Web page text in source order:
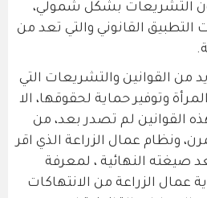
التشريعات بشكل شمولي،
التطبيق القانوني والتي تعد من
من القوانين والتشريعات التي
وتوفير حماية لحقوقها، الا
القوانين لم تصدر بعد، من
ونظام عمال الزراعة الذي اقر
صيغته النهائية ، لمعرفة
عمال الزراعة من الانتهاكات